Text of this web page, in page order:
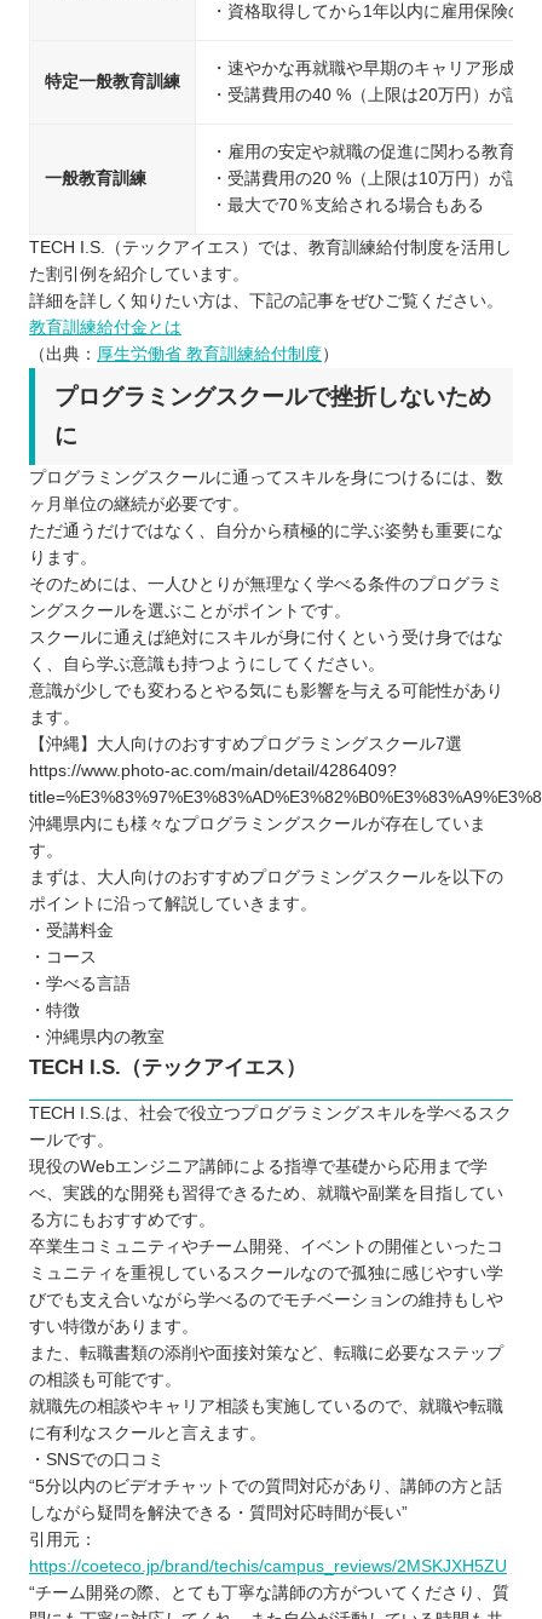
・資格取得してから1年以内に雇用保険の
特定一般教育訓練
・速やかな再就職や早期のキャリア形成に
・受講費用の40 %（上限は20万円）が訓
一般教育訓練
・雇用の安定や就職の促進に関わる教育訓
・受講費用の20 %（上限は10万円）が訓
・最大で70％支給される場合もある
TECH I.S.（テックアイエス）では、教育訓練給付制度を活用し
た割引例を紹介しています。
詳細を詳しく知りたい方は、下記の記事をぜひご覧ください。
教育訓練給付金とは
（出典： 厚生労働省 教育訓練給付制度）
プログラミングスクールで挫折しないため
に
プログラミングスクールに通ってスキルを身につけるには、数
ヶ月単位の継続が必要です。
ただ通うだけではなく、自分から積極的に学ぶ姿勢も重要にな
ります。
そのためには、一人ひとりが無理なく学べる条件のプログラミ
ングスクールを選ぶことがポイントです。
スクールに通えば絶対にスキルが身に付くという受け身ではな
く、自ら学ぶ意識も持つようにしてください。
意識が少しでも変わるとやる気にも影響を与える可能性があり
ます。
【沖縄】大人向けのおすすめプログラミングスクール7選
https://www.photo-ac.com/main/detail/4286409?
沖縄県内にも様々なプログラミングスクールが存在していま
す。
まずは、大人向けのおすすめプログラミングスクールを以下の
ポイントに沿って解説していきます。
・受講料金
・コース
・学べる言語
・特徴
・沖縄県内の教室
TECH I.S.（テックアイエス）
TECH I.S.は、社会で役立つプログラミングスキルを学べるスク
ールです。
現役のWebエンジニア講師による指導で基礎から応用まで学
べ、実践的な開発も習得できるため、就職や副業を目指してい
る方にもおすすめです。
卒業生コミュニティやチーム開発、イベントの開催といったコ
ミュニティを重視しているスクールなので孤独に感じやすい学
びでも支え合いながら学べるのでモチベーションの維持もしや
すい特徴があります。
また、転職書類の添削や面接対策など、転職に必要なステップ
の相談も可能です。
就職先の相談やキャリア相談も実施しているので、就職や転職
に有利なスクールと言えます。
・SNSでの口コミ
“5分以内のビデオチャットでの質問対応があり、講師の方と話
しながら疑問を解決できる・質問対応時間が長い”
引用元：
https://coeteco.jp/brand/techis/campus_reviews/2MSKJXH5ZU
“チーム開発の際、とても丁寧な講師の方がついてくださり、質